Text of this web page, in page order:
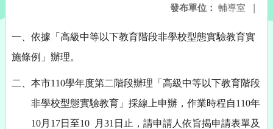
發布單位： 輔導室 |
一、依據「高級中等以下教育階段非學校型態實驗教育實
施條例」辦理。
二、本市110學年度第二階段辦理「高級中等以下教育階段
非學校型態實驗教育」採線上申辦，作業時程自110年
10月17日至10 月31日止，請申請人依旨揭申請表單及